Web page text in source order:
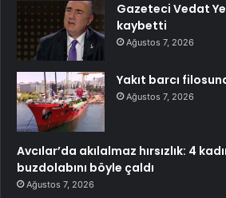
Gazeteci Vedat
kaybetti
Ağustos 7, 2026
Yakıt barcı
Ağustos 7, 2026
Avcılar’da akılalmaz hırsızlık: 4
buzdolabını böyle çaldı
Ağustos 7, 2026